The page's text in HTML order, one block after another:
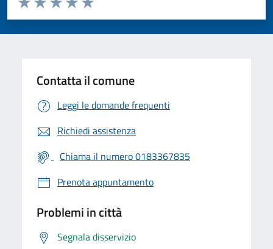
Valuta 5 stelle su 5
Valuta 4 stelle su 5
Valuta 3 stelle su 5
Valuta 2 stelle su 5
Valuta 1 stelle su 5
Contatta il comune
Leggi le domande frequenti
Richiedi assistenza
Chiama il numero 0183367835
Prenota appuntamento
Problemi in città
Segnala disservizio